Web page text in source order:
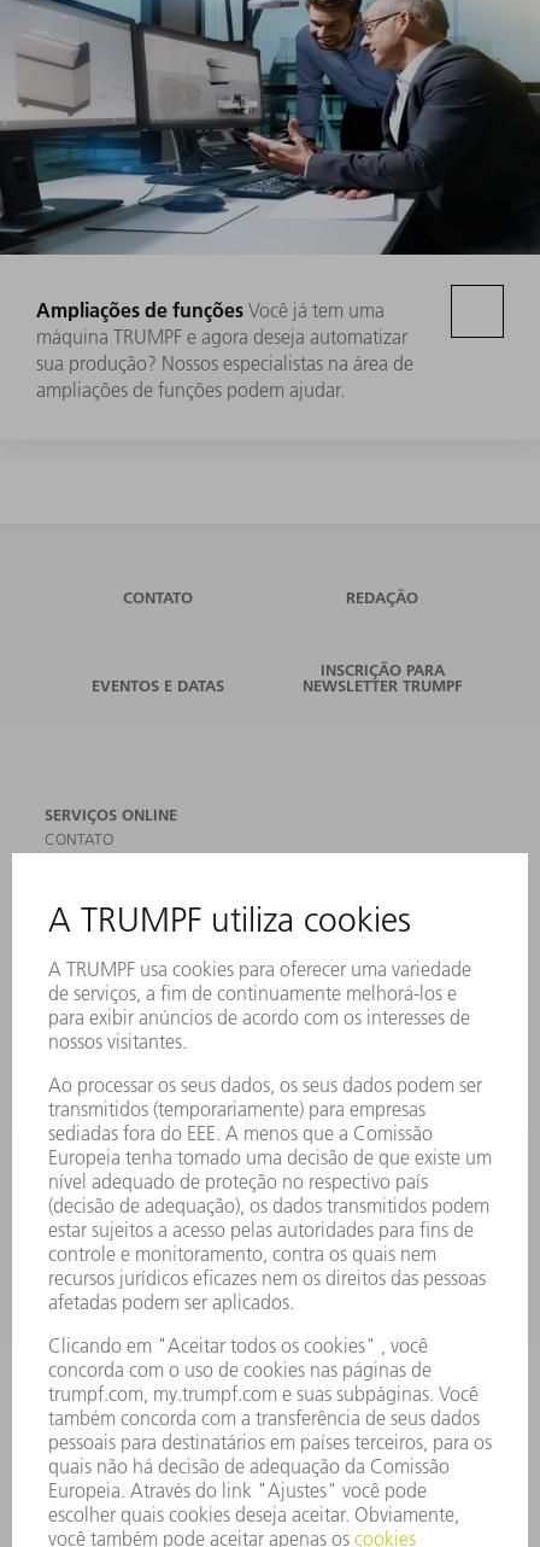
Ampliações de funções Você já tem uma
máquina TRUMPF e agora deseja automatizar
sua produção? Nossos especialistas na área de
ampliações de funções podem ajudar.
CONTATO REDAÇÃO
EVENTOS E DATAS
INSCRIÇÃO PARA
NEWSLETTER TRUMPF
SERVIÇOS ONLINE
CONTATO
ASSINATURA DA NEWSLETTER
MYTRUMPF
FICHAS DE DADOS DE SEGURANÇA
PRODUTOS
MÁQUINAS & SISTEMAS
LASER
FERRAMENTAS ELÉTRICAS
SMART FACTORY
SOFTWARE
SERVIÇOS
APLICAÇÕES
SETORES
EMPRESA
CARREIRA
OFERTAS DE EMPREGO
PERFIL DA EMPRESA
RELATÓRIO FINANCEIRO ANUAL
PRINCÍPIOS EMPRESARIAIS
COMPLIANCE
SISTEMA DE DENÚNCIAS
SEGURANÇA
COMUNICADOS À IMPRENSA
REVISTAS
SUSTENTABILIDADE
MEIO AMBIENTE E CLIMA